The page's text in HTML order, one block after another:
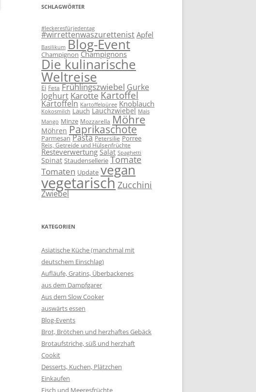
SCHLAGWÖRTER
#leckeresfürjedentag
#wirrettenwaszurettenist Apfel
Basilikum Blog-Event
Champignon Champignons
Die kulinarische
Weltreise
Ei Feta Frühlingszwiebel Gurke
Joghurt Karotte Kartoffel
Kartoffeln Kartoffelpüree Knoblauch
Kokosmilch Lauch Lauchzwiebel Mais
Mango Minze Mozzarella Möhre
Möhren Paprikaschote
Parmesan Pasta Petersilie Porree
Reis, Getreide und Hülsenfrüchte
Resteverwertung Salat Spaghetti
Spinat Staudensellerie Tomate
Tomaten Update vegan
vegetarischZucchini
Zwiebel
KATEGORIEN
Asiatische Küche (manchmal mit
deutschem Einschlag)
Aufläufe, Gratins, Überbackenes
aus dem Dampfgarer
Aus dem Slow Cooker
auswärts essen
Blog-Events
Brot, Brötchen und herzhaftes Gebäck
Brotaufstriche, süß und herzhaft
Cookit
Desserts, Kuchen, Plätzchen
Einkaufen
Fisch und Meeresfrüchte